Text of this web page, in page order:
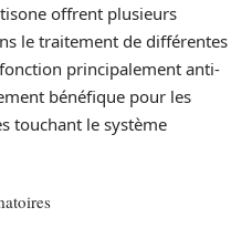
offrent plusieurs
le traitement de différentes
principalement anti-
bénéfique pour les
touchant le système